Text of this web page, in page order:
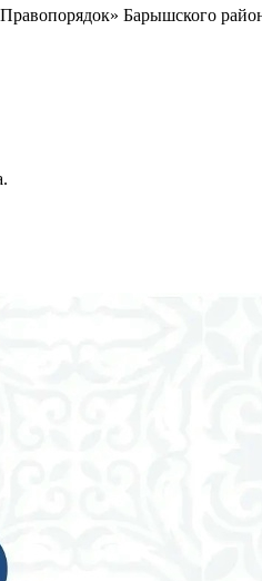
Барышского